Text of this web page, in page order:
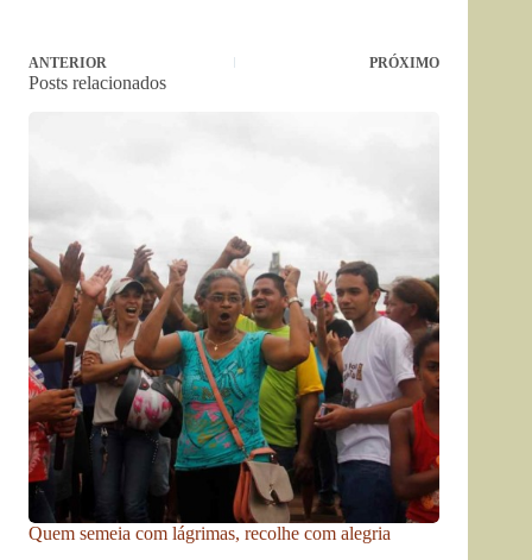
ANTERIOR PRÓXIMO
Posts relacionados
Quem semeia com lágrimas, recolhe com alegria